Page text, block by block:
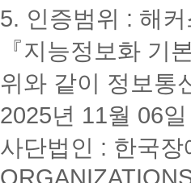
5. 인증범위 : 해
『지능정보화 기
위와 같이 정보통
2025년 11월 06일
사단법인 : 한국